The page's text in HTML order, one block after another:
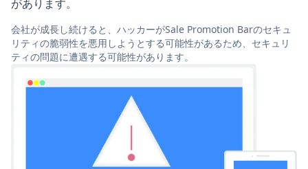
があります。
会社が成長し続けると、ハッカーがSale Promotion Barのセキュ
リティの脆弱性を悪用しようとする可能性があるため、セキュリ
ティの問題に遭遇する可能性があります。